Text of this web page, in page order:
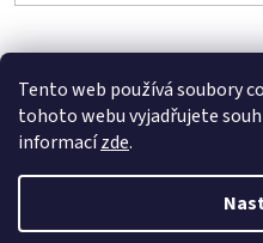
Tento web používá soubory
tohoto webu vyjadřujete
informacízde.
0